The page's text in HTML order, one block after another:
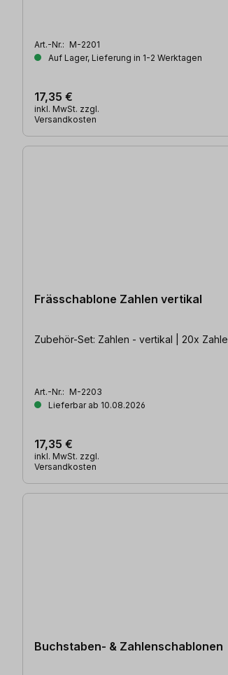
Art.-Nr.: M-2201
Auf Lager, Lieferung in 1-2 Werktagen
17,35 €
inkl. MwSt. zzgl.
Versandkosten
Frässchablone Zahlen vertikal
Zubehör-Set: Zahlen - vertikal | 20x
Art.-Nr.: M-2203
Lieferbar ab 10.08.2026
17,35 €
inkl. MwSt. zzgl.
Versandkosten
Buchstaben- & Zahlenschablonen